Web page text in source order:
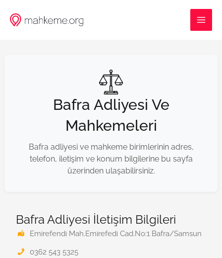
atla
Bafra Adliyesi Ve
Mahkemeleri
Bafra adliyesi ve mahkeme birimlerinin adres,
telefon, iletişim ve konum bilgilerine bu sayfa
üzerinden ulaşabilirsiniz.
Bafra Adliyesi İletişim Bilgileri
Emirefendi Mah.Emirefedi Cad.No:1 Bafra/Samsun
0362 543 5325